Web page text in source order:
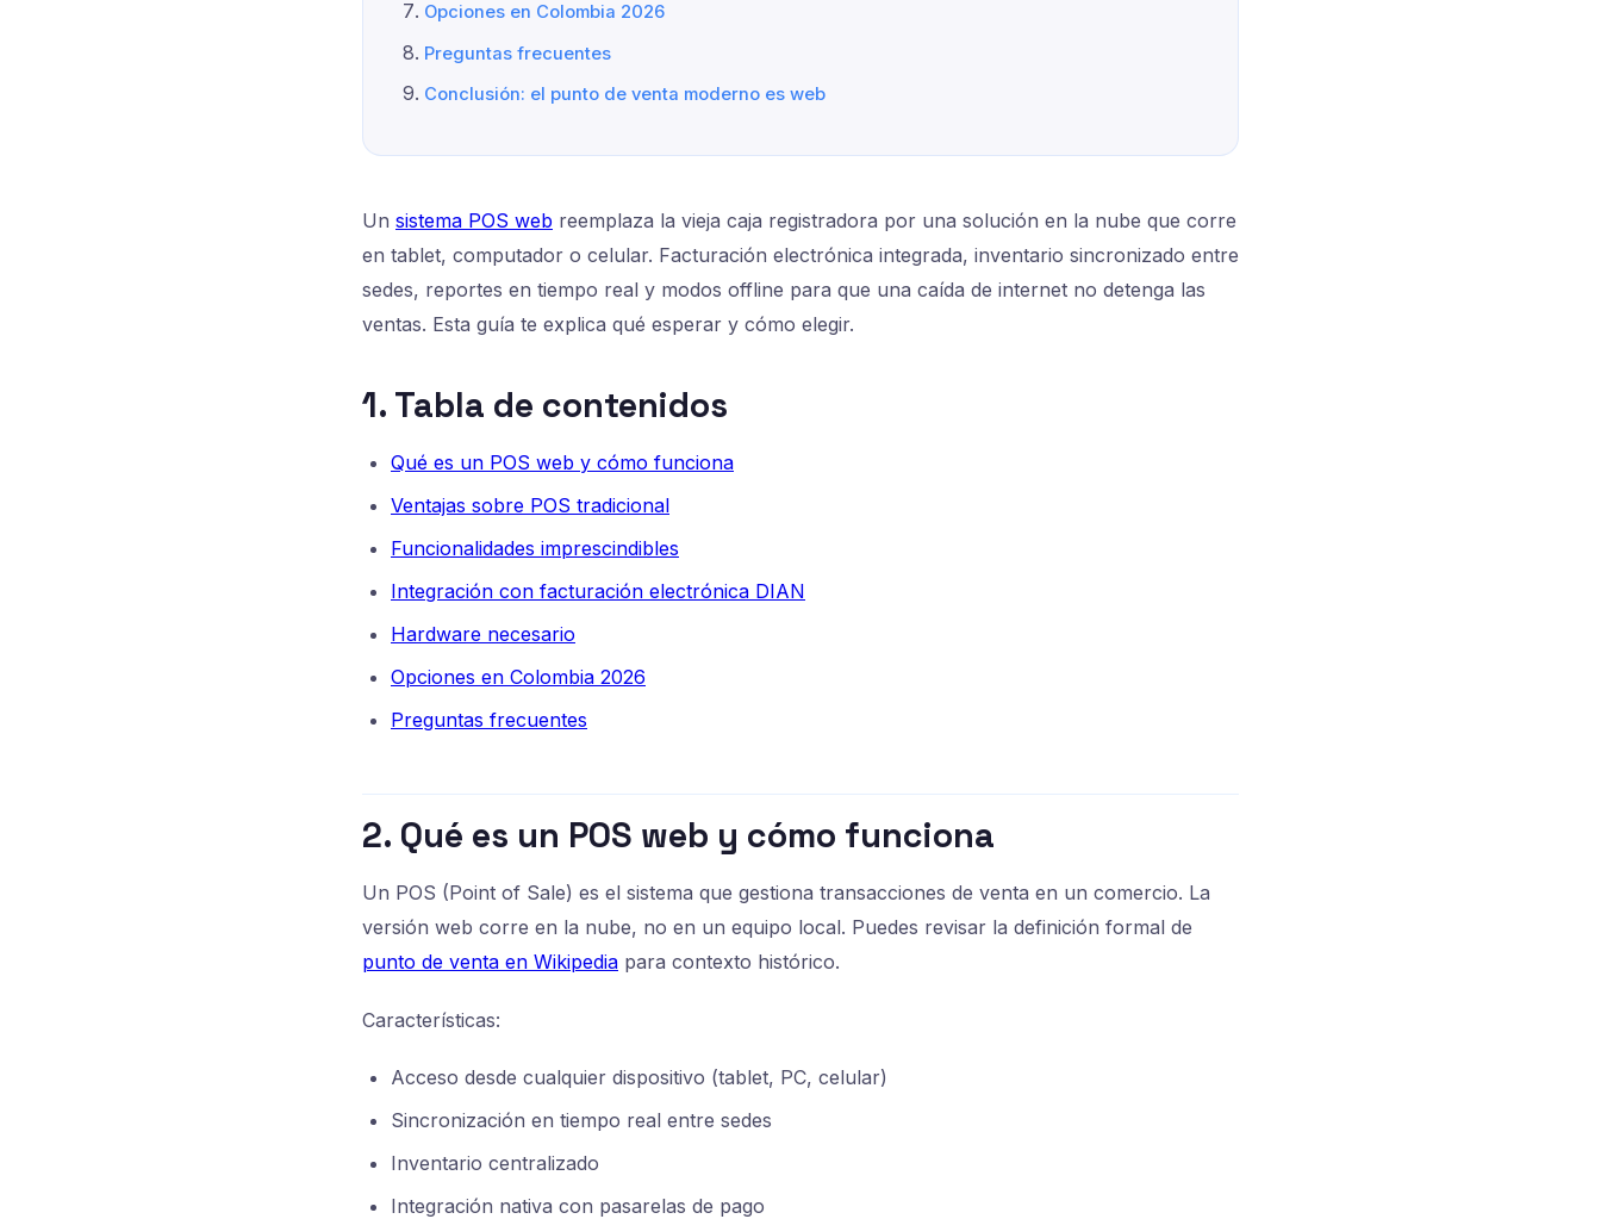
Opciones en Colombia 2026
Preguntas frecuentes
Conclusión: el punto de venta moderno es web
Un sistema POS web reemplaza la vieja caja registradora por una solución en la nube que corre
en tablet, computador o celular. Facturación electrónica integrada, inventario sincronizado entre
sedes, reportes en tiempo real y modos offline para que una caída de internet no detenga las
ventas. Esta guía te explica qué esperar y cómo elegir.
1. Tabla de contenidos
Qué es un POS web y cómo funciona
Ventajas sobre POS tradicional
Funcionalidades imprescindibles
Integración con facturación electrónica DIAN
Hardware necesario
Opciones en Colombia 2026
Preguntas frecuentes
2. Qué es un POS web y cómo funciona
Un POS (Point of Sale) es el sistema que gestiona transacciones de venta en un comercio. La
versión web corre en la nube, no en un equipo local. Puedes revisar la definición formal de
punto de venta en Wikipedia para contexto histórico.
Características:
Acceso desde cualquier dispositivo (tablet, PC, celular)
Sincronización en tiempo real entre sedes
Inventario centralizado
Integración nativa con pasarelas de pago